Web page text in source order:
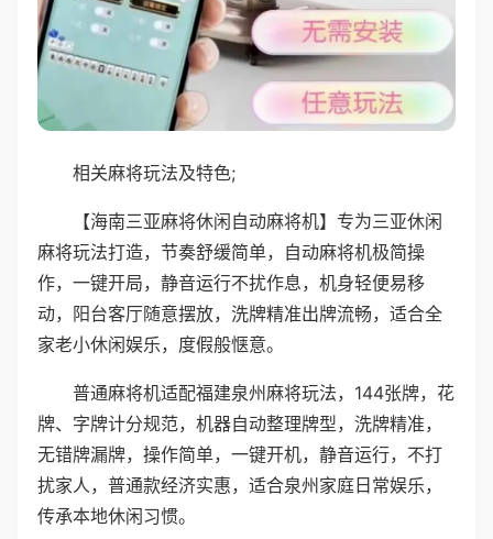
相关麻将玩法及特色;
【海南三亚麻将休闲自动麻将机】专为三亚休闲
麻将玩法打造，节奏舒缓简单，自动麻将机极简操
作，一键开局，静音运行不扰作息，机身轻便易移
动，阳台客厅随意摆放，洗牌精准出牌流畅，适合全
家老小休闲娱乐，度假般惬意。
普通麻将机适配福建泉州麻将玩法，144张牌，花
牌、字牌计分规范，机器自动整理牌型，洗牌精准，
无错牌漏牌，操作简单，一键开机，静音运行，不打
扰家人，普通款经济实惠，适合泉州家庭日常娱乐，
传承本地休闲习惯。